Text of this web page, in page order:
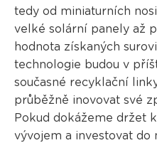
tedy od miniaturních
velké solární panely až
hodnota získaných
technologie budou v
současné recyklační
průběžně inovovat své
Pokud dokážeme držet
vývojem a investovat do